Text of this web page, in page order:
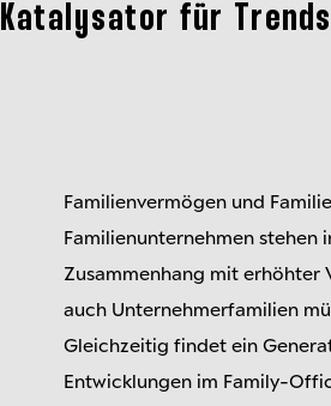
Katalysator für
Familienvermögen und
Familienunternehmen stehen
Zusammenhang mit erhöhter
auch Unternehmerfamilien
Gleichzeitig findet ein
Entwicklungen im Family-